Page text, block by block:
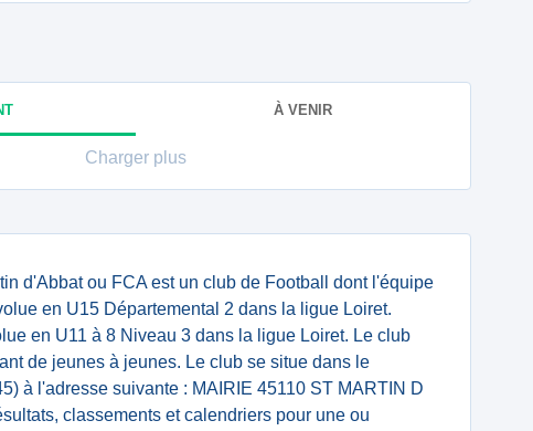
À VENIR
Charger plus
d'Abbat ou FCA est un club de Football dont l'équipe
en U15 Départemental 2 dans la ligue Loiret.
en U11 à 8 Niveau 3 dans la ligue Loiret. Le club
de jeunes à jeunes. Le club se situe dans le
à l'adresse suivante : MAIRIE 45110 ST MARTIN D
classements et calendriers pour une ou